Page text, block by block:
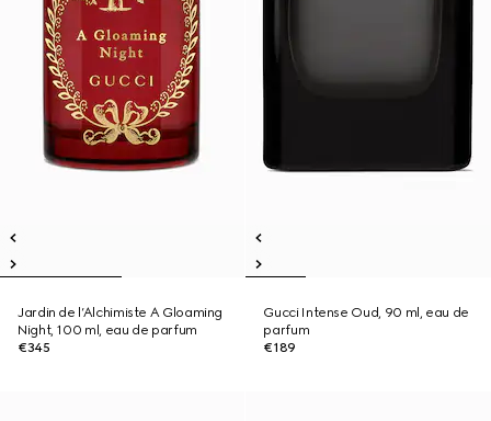
Jardin de l’Alchimiste A Gloaming
Night, 100 ml, eau de parfum
€345
Gucci Intense Oud, 90 ml, eau de
parfum
€189